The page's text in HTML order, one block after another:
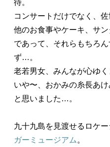
待。
コンサートだけでなく、
他のお食事やケーキ、サ
であって、それらもちろ
ず…。
老若男女、みんなが心ゆく
いや〜、おかみの糸長あ
と思いました…。
九十九島を見渡せるロケ
ガーミュージアム 。